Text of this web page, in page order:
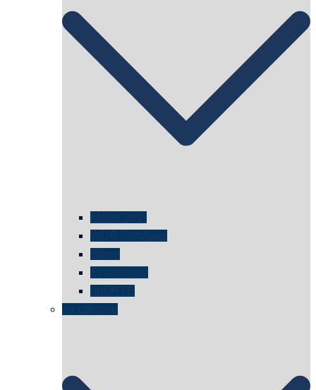
kölner oper
WDR Filmhaus
Wege
Strandhaus
unORTE
art cologne